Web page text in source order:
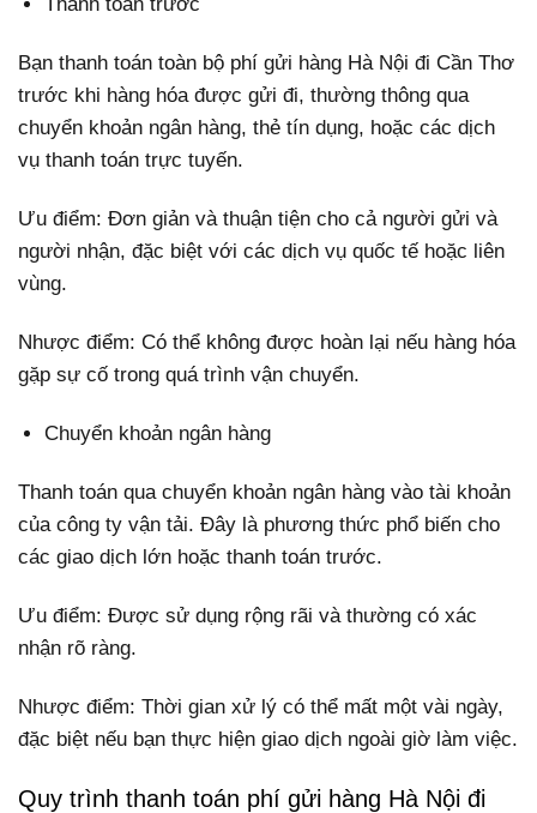
Bạn thanh toán toàn bộ phí gửi hàng Hà Nội đi Cần Thơ
trước khi hàng hóa được gửi đi, thường thông qua
chuyển khoản ngân hàng, thẻ tín dụng, hoặc các dịch
vụ thanh toán trực tuyến.
Ưu điểm: Đơn giản và thuận tiện cho cả người gửi và
người nhận, đặc biệt với các dịch vụ quốc tế hoặc liên
vùng.
Nhược điểm: Có thể không được hoàn lại nếu hàng hóa
gặp sự cố trong quá trình vận chuyển.
Chuyển khoản ngân hàng
Thanh toán qua chuyển khoản ngân hàng vào tài khoản
của công ty vận tải. Đây là phương thức phổ biến cho
các giao dịch lớn hoặc thanh toán trước.
Ưu điểm: Được sử dụng rộng rãi và thường có xác
nhận rõ ràng.
Nhược điểm: Thời gian xử lý có thể mất một vài ngày,
đặc biệt nếu bạn thực hiện giao dịch ngoài giờ làm việc.
Quy trình thanh toán phí gửi hàng Hà Nội đi